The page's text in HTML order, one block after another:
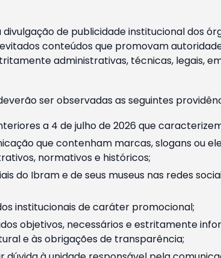
de publicidade institucional dos
conteúdos que promovam
administrativas, técnicas, legais,
ser observadas as seguintes
a 4 de julho de 2026 que
que contenham marcas, slogans ou
normativos e históricos;
do Ibram e de seus museus nas redes
institucionais de caráter promocional;
objetivos, necessários e estritamente
e às obrigações de transparência;